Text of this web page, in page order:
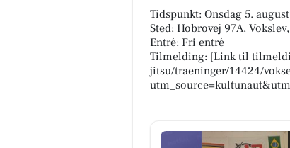
Tidspunkt: Onsdag 5.
Sted: Hobrovej 97A,
Entré: Fri entré
Tilmelding: [Link til
jitsu/traeninger/14424/